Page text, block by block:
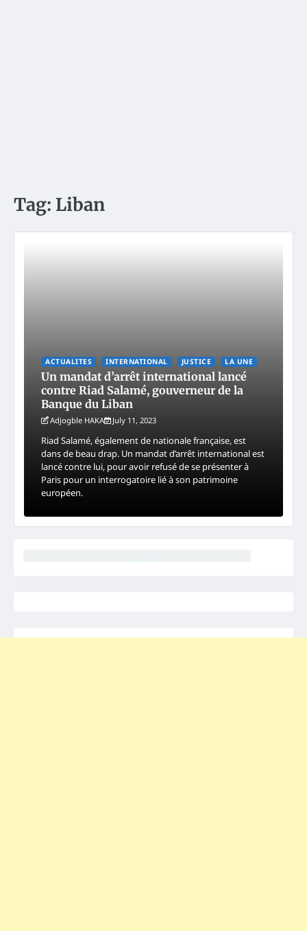
Tag: Liban
ACTUALITES INTERNATIONAL JUSTICE LA UNE
Un mandat d’arrêt international lancé
contre Riad Salamé, gouverneur de la
Banque du Liban
Adjogble HAKA July 11, 2023
Riad Salamé, également de nationale française, est
dans de beau drap. Un mandat d’arrêt international est
lancé contre lui, pour avoir refusé de se présenter à
Paris pour un interrogatoire lié à son patrimoine
européen.